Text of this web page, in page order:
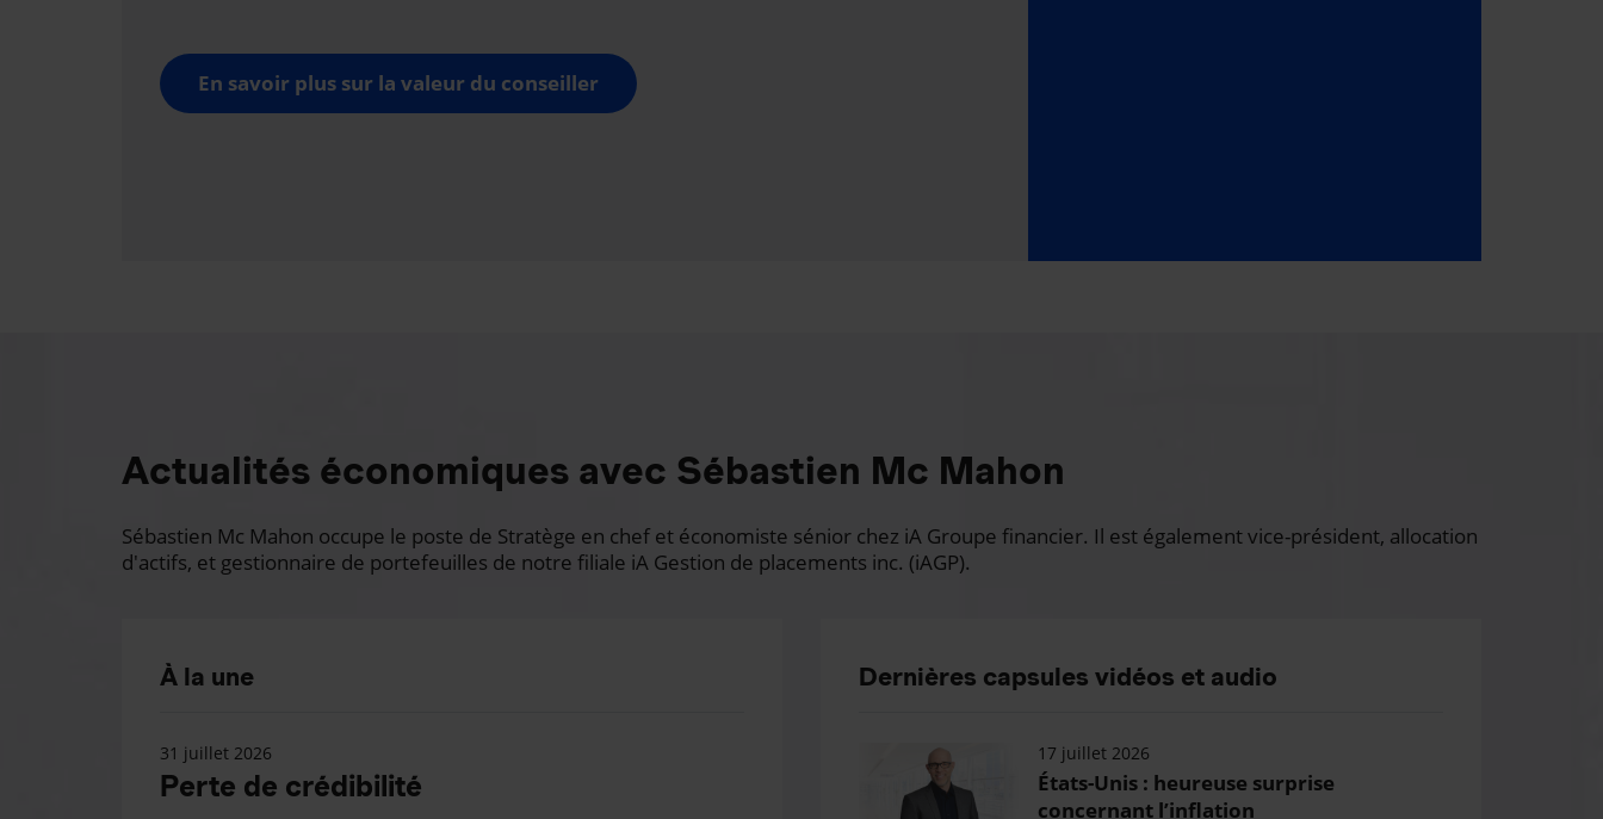
En savoir plus sur la valeur du conseiller
Actualités économiques avec Sébastien Mc Mahon
Sébastien Mc Mahon occupe le poste de Stratège en chef et économiste sénior chez iA Groupe financier. Il est également vice-président, allocation
d'actifs, et gestionnaire de portefeuilles de notre filiale iA Gestion de placements inc. (iAGP).
À la une
31 juillet 2026
Perte de crédibilité
Dernières capsules vidéos et audio
17 juillet 2026
États-Unis : heureuse surprise
concernant l’inflation